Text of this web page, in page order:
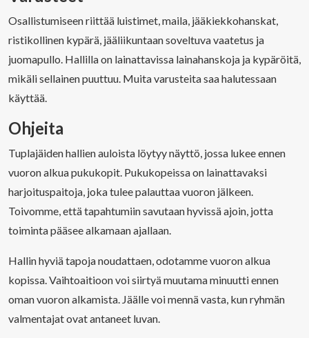
Osallistumiseen riittää luistimet, maila, jääkiekkohanskat,
ristikollinen kypärä, jääliikuntaan soveltuva vaatetus ja
juomapullo. Hallilla on lainattavissa lainahanskoja ja kypäröitä,
mikäli sellainen puuttuu. Muita varusteita saa halutessaan
käyttää.
Ohjeita
Tuplajäiden hallien auloista löytyy näyttö, jossa lukee ennen
vuoron alkua pukukopit. Pukukopeissa on lainattavaksi
harjoituspaitoja, joka tulee palauttaa vuoron jälkeen.
Toivomme, että tapahtumiin savutaan hyvissä ajoin, jotta
toiminta pääsee alkamaan ajallaan.
Hallin hyviä tapoja noudattaen, odotamme vuoron alkua
kopissa. Vaihtoaitioon voi siirtyä muutama minuutti ennen
oman vuoron alkamista. Jäälle voi mennä vasta, kun ryhmän
valmentajat ovat antaneet luvan.